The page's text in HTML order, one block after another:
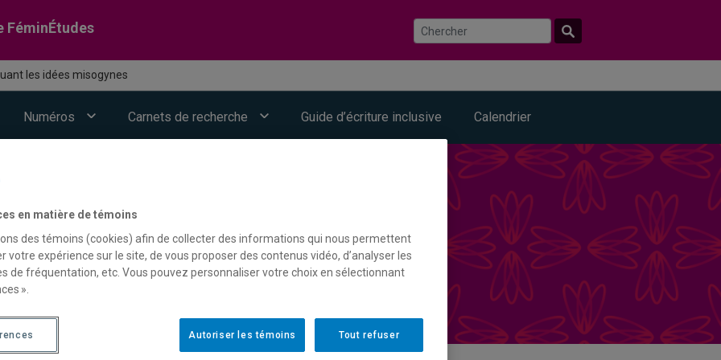
FéminÉtudes
les idées misogynes
Numéros Carnets de recherche Guide d’écriture inclusive Calendrier
en matière de témoins
des témoins (cookies) afin de collecter des informations qui nous permettent
votre expérience sur le site, de vous proposer des contenus vidéo, d’analyser les
de fréquentation, etc. Vous pouvez personnaliser votre choix en sélectionnant
».
Tout refuser
Autoriser les témoins